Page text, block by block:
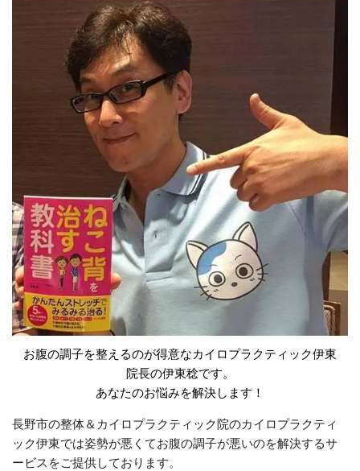
お腹の調子を整えるのが得意なカイロプラクティック伊東
院長の伊東稔です。
あなたのお悩みを解決します！​
長野市の整体＆カイロプラクティック院のカイロプラクティ
ック伊東では姿勢が悪くてお腹の調子が悪いのを解決するサ
ービスをご提供しております。